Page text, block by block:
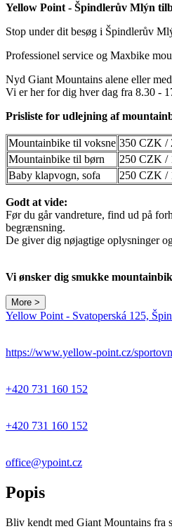
Yellow Point - Špindlerův Mlýn
Stop under dit besøg i Špindlerův
Professionel service og Maxbike
Nyd Giant Mountains alene eller
Vi er her for dig hver dag fra 8.30 -
Prisliste for udlejning af
Mountainbike til voksne 350 CZK /
Mountainbike til børn
250 CZK /
Baby klapvogn, sofa
250 CZK /
Godt at vide:
Før du går vandreture, find ud på
begrænsning.
De giver dig nøjagtige oplysninger
Vi ønsker dig smukke
More >
Yellow Point - Svatoperská 125,
https://www.yellow-point.cz/
+420 731 160 152
+420 731 160 152
office@ypoint.cz
Popis
Bliv kendt med Giant Mountains fra